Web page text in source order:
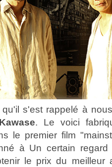
s'est rappelé à
. Le voici
le premier film
à Un certain
le prix du meilleur